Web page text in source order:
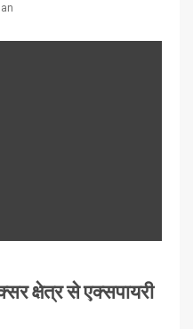
क्षेत्र से एक्सपायरी